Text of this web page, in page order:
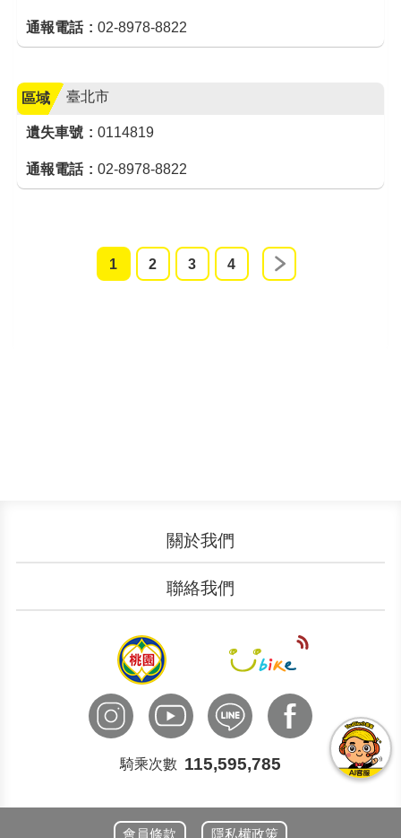
通報電話 02-8978-8822
區域 臺北市
遺失車號 0114819
通報電話 02-8978-8822
1 2 3 4
關於我們
文件下載 加入我們
聯絡我們
服務中心 廣告刊登
申請表單
國際諮詢
騎乘次數 115,595,785
會員條款 隱私權政策